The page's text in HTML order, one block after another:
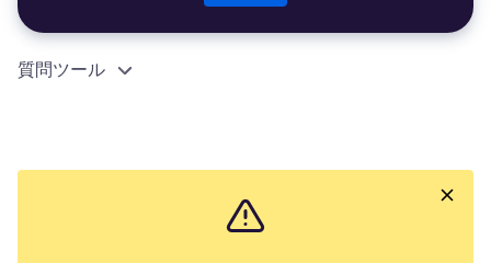
質問ツール